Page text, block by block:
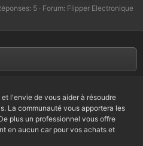
5 Forum: Flipper Electronique
l'envie de vous aider à résoudre
La communauté vous apportera les
plus un professionnel vous offre
en aucun car pour vos achats et